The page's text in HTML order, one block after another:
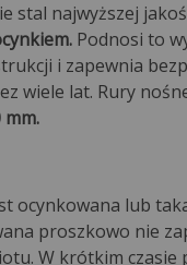
stal najwyższej
Podnosi to
i zapewnia
wiele lat. Rury
mm.
ocynkowana lub
proszkowo nie
W krótkim czasie